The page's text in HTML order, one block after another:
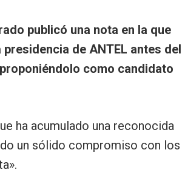
publicó una nota en la que
de ANTEL antes del
como candidato
ha acumulado una reconocida
un sólido compromiso con los